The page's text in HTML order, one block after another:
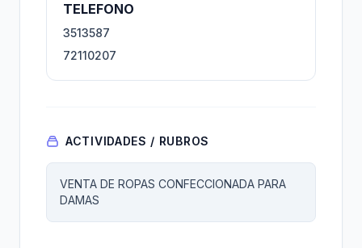
TELEFONO
3513587
72110207
ACTIVIDADES / RUBROS
VENTA DE ROPAS CONFECCIONADA PARA
DAMAS